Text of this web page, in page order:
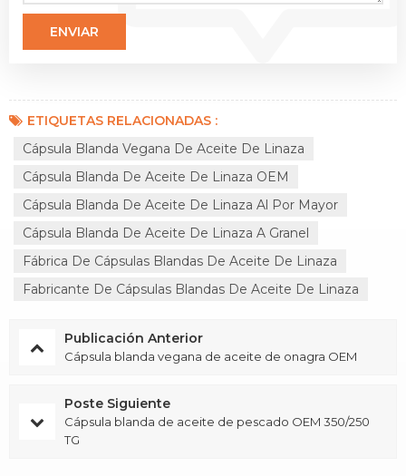
ETIQUETAS RELACIONADAS :
Cápsula Blanda Vegana De Aceite De Linaza
Cápsula Blanda De Aceite De Linaza OEM
Cápsula Blanda De Aceite De Linaza Al Por Mayor
Cápsula Blanda De Aceite De Linaza A Granel
Fábrica De Cápsulas Blandas De Aceite De Linaza
Fabricante De Cápsulas Blandas De Aceite De Linaza
Publicación Anterior
Cápsula blanda vegana de aceite de onagra OEM
Poste Siguiente
Cápsula blanda de aceite de pescado OEM 350/250
TG